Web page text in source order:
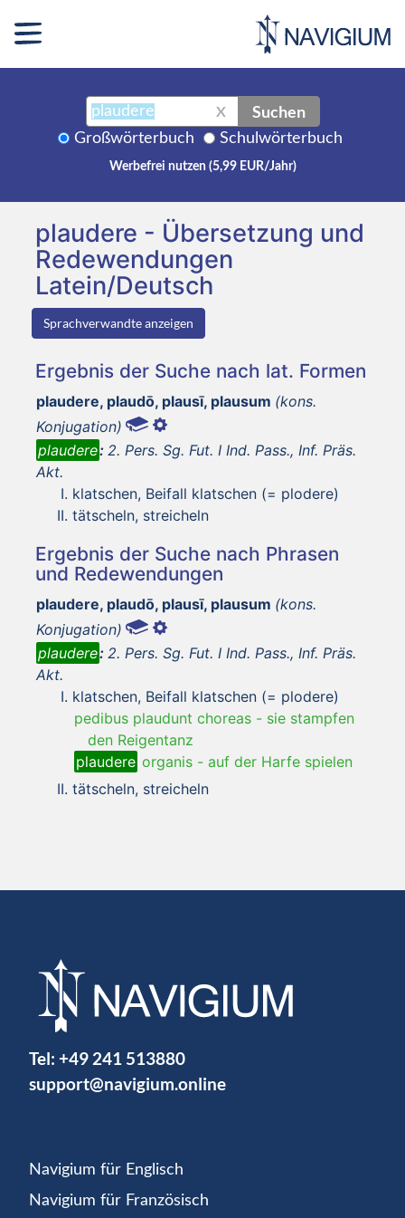
X Suchen
Großwörterbuch Schulwörterbuch
Werbefrei nutzen (5,99 EUR/Jahr)
plaudere - Übersetzung und
Redewendungen
Latein/Deutsch
Sprachverwandte anzeigen
Ergebnis der Suche nach lat. Formen
plaudere, plaudō, plausī, plausum (kons.
Konjugation)
plaudere: 2. Pers. Sg. Fut. I Ind. Pass., Inf. Präs.
Akt.
klatschen, Beifall klatschen (= plodere)
tätscheln, streicheln
Ergebnis der Suche nach Phrasen
und Redewendungen
plaudere, plaudō, plausī, plausum (kons.
Konjugation)
plaudere: 2. Pers. Sg. Fut. I Ind. Pass., Inf. Präs.
Akt.
klatschen, Beifall klatschen (= plodere)
pedibus plaudunt choreas - sie stampfen
den Reigentanz
plaudere organis - auf der Harfe spielen
tätscheln, streicheln
Tel: +49 241 513880
support@navigium.online
Navigium für Englisch
Navigium für Französisch